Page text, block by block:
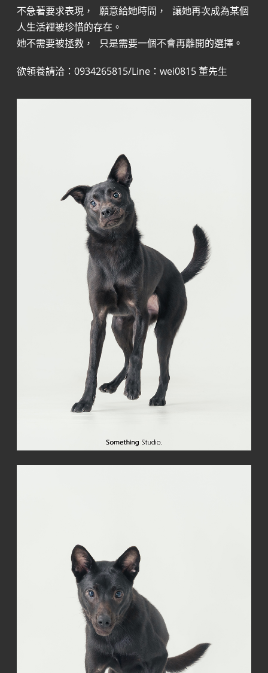
不急著要求表現， 願意給她時間， 讓她再次成為某個
人生活裡被珍惜的存在。
她不需要被拯救， 只是需要一個不會再離開的選擇。
欲領養請洽：0934265815/Line：wei0815 董先生